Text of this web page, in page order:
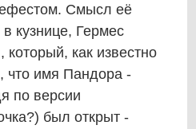
Смысл её
кузнице, Гермес
как известно
что имя Пандора -
по версии
был открыт -